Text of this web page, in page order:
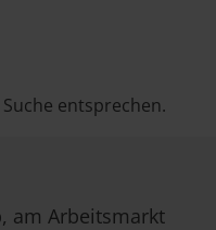
entsprechen.
am Arbeitsmarkt